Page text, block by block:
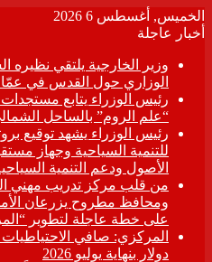
الخميس, أغسطس 6 2026
أخبار عاجلة
وزير الخارجية يلتقي
الوزاري حول القدس في
رئيس الوزراء يتابع
“علم الروم” بالساحل
رئيس الوزراء يشهد توقيع
للتنمية السياحية وجهاز
الأصول ودعم التنمية
ومحافظ مطروح يزرعان
على خطة عاجلة لتطوير
دولار بنهاية يوليو 2026